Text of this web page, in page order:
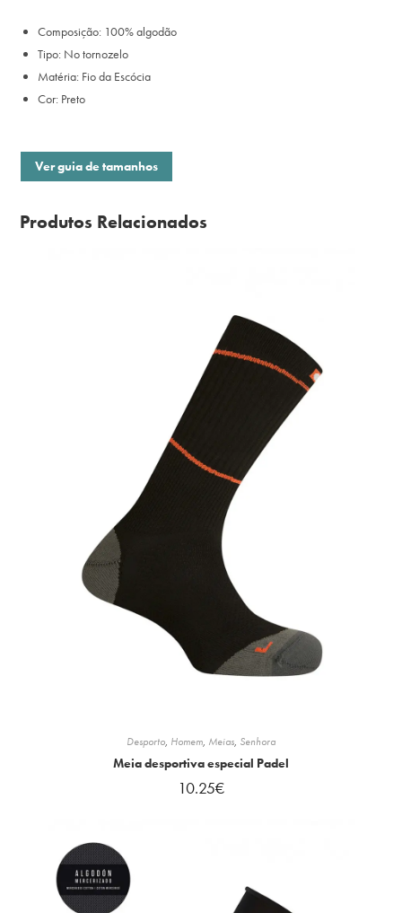
Composição: 100% algodão
Tipo: No tornozelo
Matéria: Fio da Escócia
Cor: Preto
Ver guia de tamanhos
Produtos Relacionados
Desporto, Homem, Meias, Senhora
Meia desportiva especial Padel
10.25€